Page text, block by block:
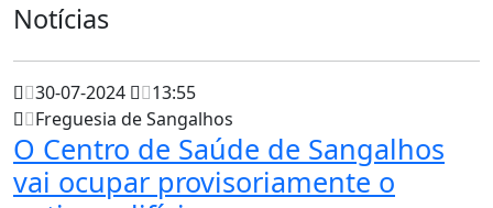
Notícias
30-07-2024
13:55
Freguesia de Sangalhos
O Centro de Saúde de Sangalhos
vai ocupar provisoriamente o